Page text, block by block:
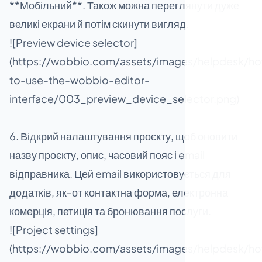
**Мобільний**. Також можна переглянути дуже
великі екрани й потім скинути вигляд.
![Preview device selector]
(https://wobbio.com/assets/images/helpdesk/
to-use-the-wobbio-editor-
interface/003_preview_device_selector.png)
6. Відкрий налаштування проєкту, щоб оновити
назву проєкту, опис, часовий пояс і email
відправника. Цей email використовується для
додатків, як‑от контактна форма, електронна
комерція, петиція та бронювання послуги.
![Project settings]
(https://wobbio.com/assets/images/helpdesk/